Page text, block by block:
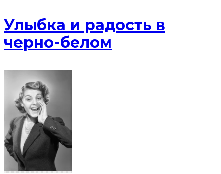
Улыбка и радость в
черно-белом